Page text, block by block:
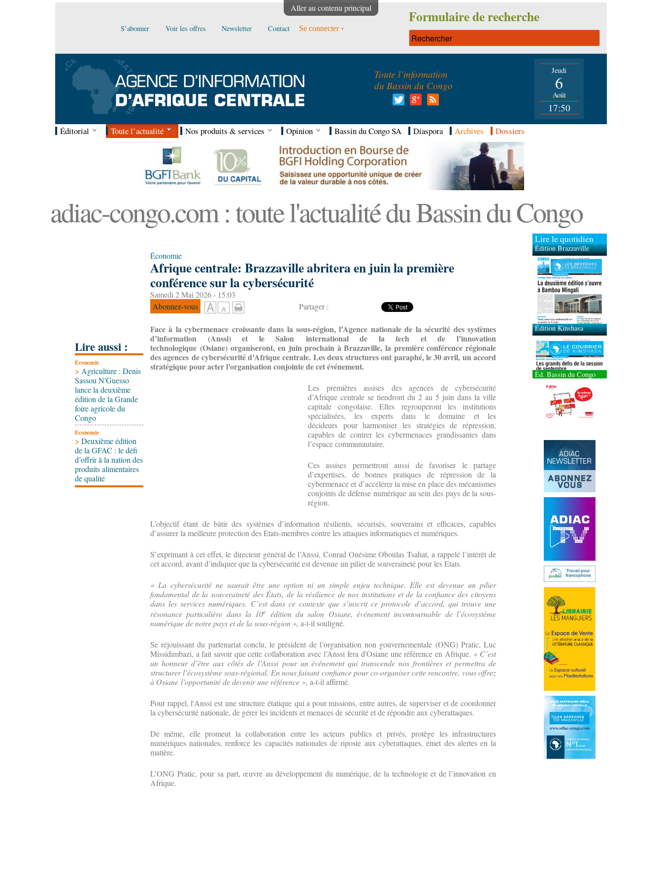
Aller au contenu principal
S’abonner Voir les offres Newsletter Contact Se connecter
Formulaire de recherche
Toute l’information
du Bassin du Congo
Jeudi
6
Août
17:50
Éditorial Toute l’actualité Nos produits & services Opinion Bassin du Congo SA Diaspora Archives Dossiers
adiac-congo.com : toute l'actualité du Bassin du Congo
Lire aussi :
Économie
> Agriculture : Denis
Sassou N'Guesso
lance la deuxième
édition de la Grande
foire agricole du
Congo
Économie
> Deuxième édition
de la GFAC : le défi
d’offrir à la nation des
produits alimentaires
de qualité
Économie
Afrique centrale: Brazzaville abritera en juin la première
conférence sur la cybersécurité
Samedi 2 Mai 2026 - 15:03
Abonnez-vous
Partager :
Face à la cybermenace croissante dans la sous-région, l’Agence nationale de la sécurité des systèmes
d’information (Anssi) et le Salon international de la tech et de l’innovation
technologique (Osiane) organiseront, en juin prochain à Brazzaville, la première conférence régionale
des agences de cybersécurité d’Afrique centrale. Les deux structures ont paraphé, le 30 avril, un accord
stratégique pour acter l’organisation conjointe de cet événement.
Les premières assises des agences de cybersécurité
d’Afrique centrale se tiendront du 2 au 5 juin dans la ville
capitale congolaise. Elles regrouperont les institutions
spécialisées, les experts dans le domaine et les
décideurs pour harmoniser les stratégies de répression,
capables de contrer les cybermenaces grandissantes dans
l’espace communautaire.
Ces assises permettront aussi de favoriser le partage
d’expertises, de bonnes pratiques de répression de la
cybermenace et d’accélérer la mise en place des mécanismes
conjoints de défense numérique au sein des pays de la sous-
région.
L’objectif étant de bâtir des systèmes d’information résilients, sécurisés, souverains et efficaces, capables
d’assurer la meilleure protection des Etats-membres contre les attaques informatiques et numériques.
S’exprimant à cet effet, le directeur général de l’Anssi, Conrad Onésime Oboulas Tsahat, a rappelé l’intérêt de
cet accord, avant d’indiquer que la cybersécurité est devenue un pilier de souveraineté pour les Etats.
« La cybersécurité ne saurait être une option ni un simple enjeu technique. Elle est devenue un pilier
fondamental de la souveraineté des États, de la résilience de nos institutions et de la confiance des citoyens
dans les services numériques. C’est dans ce contexte que s’inscrit ce protocole d’accord, qui trouve une
résonance particulière dans la 10e édition du salon Osiane, événement incontournable de l’écosystème
numérique de notre pays et de la sous-région », a-t-il souligné.
Se réjouissant du partenariat conclu, le président de l’organisation non gouvernementale (ONG) Pratic, Luc
Missidimbazi, a fait savoir que cette collaboration avec l’Anssi fera d'Osiane une référence en Afrique. « C’est
un honneur d’être aux côtés de l’Anssi pour un événement qui transcende nos frontières et permettra de
structurer l’écosystème sous-régional.En nous faisant confiance pour co-organiser cette rencontre, vous offrez
à Osiane l’opportunité de devenir une référence », a-t-il affirmé.
Pour rappel, l'Anssi est une structure étatique qui a pour missions, entre autres, de superviser et de coordonner
la cybersécurité nationale, de gérer les incidents et menaces de sécurité et de répondre aux cyberattaques.
De même, elle promeut la collaboration entre les acteurs publics et privés, protège les infrastructures
numériques nationales, renforce les capacités nationales de riposte aux cyberattaques, émet des alertes en la
matière.
L’ONG Pratic, pour sa part, œuvre au développement du numérique, de la technologie et de l’innovation en
Afrique.
Lire le quotidien
Édition Brazzaville
Édition Kinshasa
Éd. Bassin du Congo